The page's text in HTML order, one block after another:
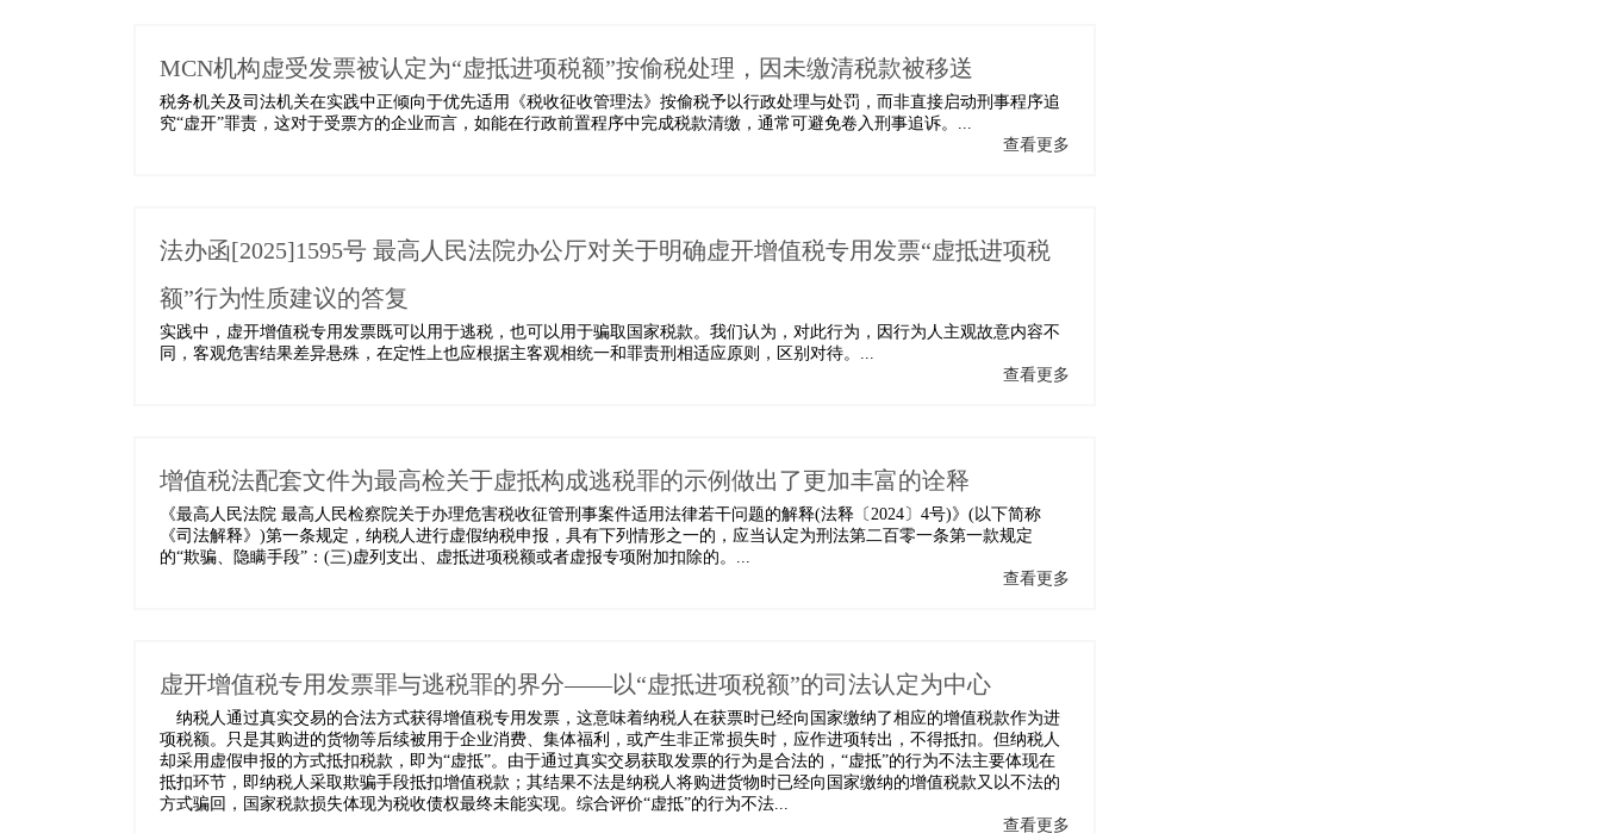
MCN机构虚受发票被认定为“虚抵进项税额”按偷税处理，因未缴清税款被移送
税务机关及司法机关在实践中正倾向于优先适用《税收征收管理法》按偷税予以行政处理与处罚，而非直接启动刑事程序追
究“虚开”罪责，这对于受票方的企业而言，如能在行政前置程序中完成税款清缴，通常可避免卷入刑事追诉。...
查看更多
法办函[2025]1595号 最高人民法院办公厅对关于明确虚开增值税专用发票“虚抵进项税
额”行为性质建议的答复
实践中，虚开增值税专用发票既可以用于逃税，也可以用于骗取国家税款。我们认为，对此行为，因行为人主观故意内容不
同，客观危害结果差异悬殊，在定性上也应根据主客观相统一和罪责刑相适应原则，区别对待。...
查看更多
增值税法配套文件为最高检关于虚抵构成逃税罪的示例做出了更加丰富的诠释
《最高人民法院 最高人民检察院关于办理危害税收征管刑事案件适用法律若干问题的解释(法释〔2024〕4号)》(以下简称
《司法解释》)第一条规定，纳税人进行虚假纳税申报，具有下列情形之一的，应当认定为刑法第二百零一条第一款规定
的“欺骗、隐瞒手段”：(三)虚列支出、虚抵进项税额或者虚报专项附加扣除的。...
查看更多
虚开增值税专用发票罪与逃税罪的界分——以“虚抵进项税额”的司法认定为中心
纳税人通过真实交易的合法方式获得增值税专用发票，这意味着纳税人在获票时已经向国家缴纳了相应的增值税款作为进
项税额。只是其购进的货物等后续被用于企业消费、集体福利，或产生非正常损失时，应作进项转出，不得抵扣。但纳税人
却采用虚假申报的方式抵扣税款，即为“虚抵”。由于通过真实交易获取发票的行为是合法的，“虚抵”的行为不法主要体现在
抵扣环节，即纳税人采取欺骗手段抵扣增值税款；其结果不法是纳税人将购进货物时已经向国家缴纳的增值税款又以不法的
方式骗回，国家税款损失体现为税收债权最终未能实现。综合评价“虚抵”的行为不法...
查看更多